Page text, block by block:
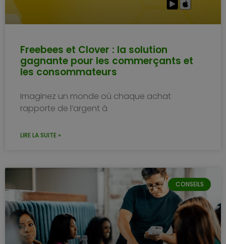
Freebees et Clover : la solution
gagnante pour les commerçants et
les consommateurs
Imaginez un monde où chaque achat
rapporte de l’argent à
LIRE LA SUITE »
CONSEILS